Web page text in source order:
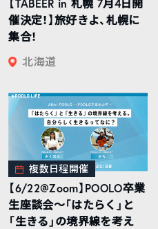
【TABEER in 札幌 7月4日開
催決定！】旅好きよ、札幌に
集合！
北海道
複数日程開催
【6/22@Zoom】POOLO卒業
生座談会〜「はたらく」と
「生きる」の境界線を考え